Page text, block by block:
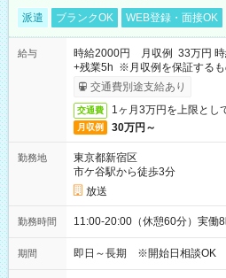
派遣 ブランクOK WEB登録・面接OK
給与
時給2000円 月収例 33万円 時
+残業5h ※月収例を保証する
取りサービス利用可（利用条件
交通費別途支給あり
交通費 1ヶ月3万円を上限とし
月収例 30万円～
勤務地
東京都新宿区
市ケ谷駅から徒歩3分
放送
勤務時間 11:00-20:00（休憩60分）実働8
期間 即日～長期 ※開始日相談OK